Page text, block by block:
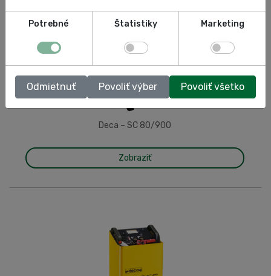
Deca – SC 80/900
Zobraziť
Potrebné Štatistiky Marketing
Odmietnuť Povoliť výber Povoliť všetko